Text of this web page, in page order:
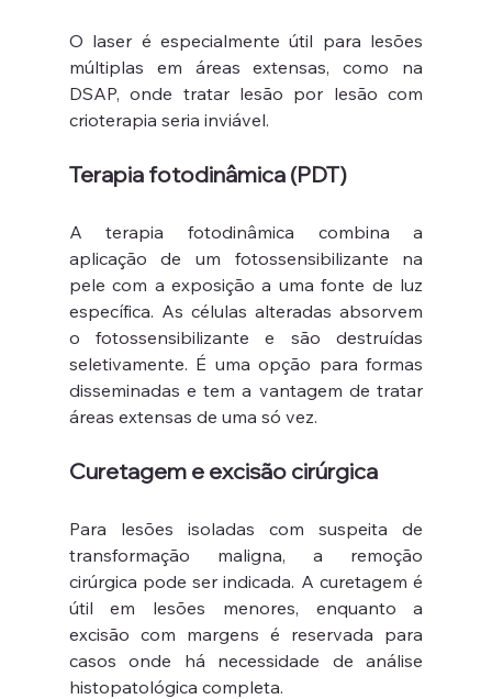
O laser é especialmente útil para lesões
múltiplas em áreas extensas, como na
DSAP, onde tratar lesão por lesão com
crioterapia seria inviável.
Terapia fotodinâmica (PDT)
A terapia fotodinâmica combina a
aplicação de um fotossensibilizante na
pele com a exposição a uma fonte de luz
específica. As células alteradas absorvem
o fotossensibilizante e são destruídas
seletivamente. É uma opção para formas
disseminadas e tem a vantagem de tratar
áreas extensas de uma só vez.
Curetagem e excisão cirúrgica
Para lesões isoladas com suspeita de
transformação maligna, a remoção
cirúrgica pode ser indicada. A curetagem é
útil em lesões menores, enquanto a
excisão com margens é reservada para
casos onde há necessidade de análise
histopatológica completa.